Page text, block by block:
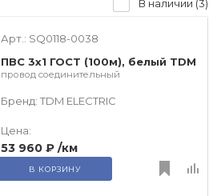
В наличии (3)
Арт.: SQ0118-0038
ПВС 3х1 ГОСТ (100м), белый TDM
провод соединительный
Бренд: TDM ЕLECTRIC
Цена:
53 960 ₽ /км
В КОРЗИНУ